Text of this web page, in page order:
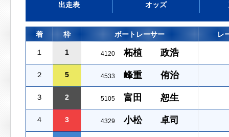
出走表 オッズ
着 枠 ボートレーサー レ
１ 1 4120 柘植 政浩
２ 5 4533 峰重 侑治
３ 2 5105 富田 恕生
４ 3 4329 小松 卓司